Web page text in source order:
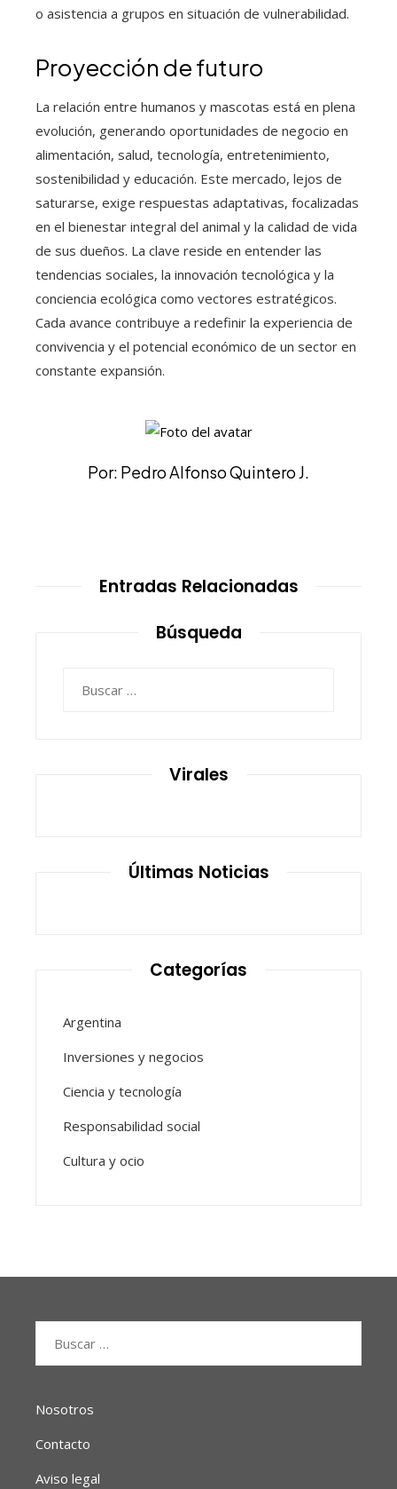
o asistencia a grupos en situación de vulnerabilidad.
Proyección de futuro
La relación entre humanos y mascotas está en plena
evolución, generando oportunidades de negocio en
alimentación, salud, tecnología, entretenimiento,
sostenibilidad y educación. Este mercado, lejos de
saturarse, exige respuestas adaptativas, focalizadas
en el bienestar integral del animal y la calidad de vida
de sus dueños. La clave reside en entender las
tendencias sociales, la innovación tecnológica y la
conciencia ecológica como vectores estratégicos.
Cada avance contribuye a redefinir la experiencia de
convivencia y el potencial económico de un sector en
constante expansión.
Por: Pedro Alfonso Quintero J.
Entradas Relacionadas
Búsqueda
Virales
Últimas Noticias
Categorías
Argentina
Inversiones y negocios
Ciencia y tecnología
Responsabilidad social
Cultura y ocio
Nosotros
Contacto
Aviso legal